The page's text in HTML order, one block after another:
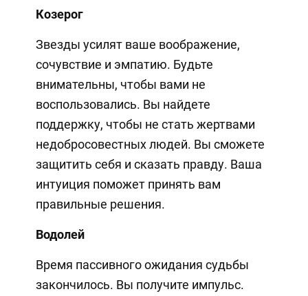
Козерог
Звезды усилят ваше воображение,
сочувствие и эмпатию. Будьте
внимательны, чтобы вами не
воспользовались. Вы найдете
поддержку, чтобы не стать жертвами
недобросовестных людей. Вы сможете
защитить себя и сказать правду. Ваша
интуиция поможет принять вам
правильные решения.
Водолей
Время пассивного ожидания судьбы
закончилось. Вы получите импульс.